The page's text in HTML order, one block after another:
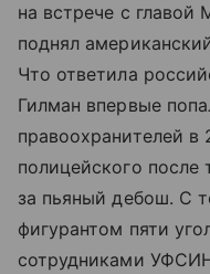
на встрече с
поднял
Что ответила
Гилман впервые
правоохранителей в
полицейского после
за пьяный дебош. С
фигурантом пяти
сотрудниками